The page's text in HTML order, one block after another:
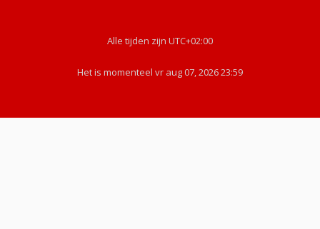
Alle tijden zijn UTC+02:00
Het is momenteel vr aug 07, 2026 23:59